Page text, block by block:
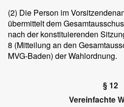
(2) Die Person im
übermittelt dem
nach der konstituierenden
8 (Mitteilung an den
MVG-Baden) der Wahlordnung.
§ 12
Vereinfachte